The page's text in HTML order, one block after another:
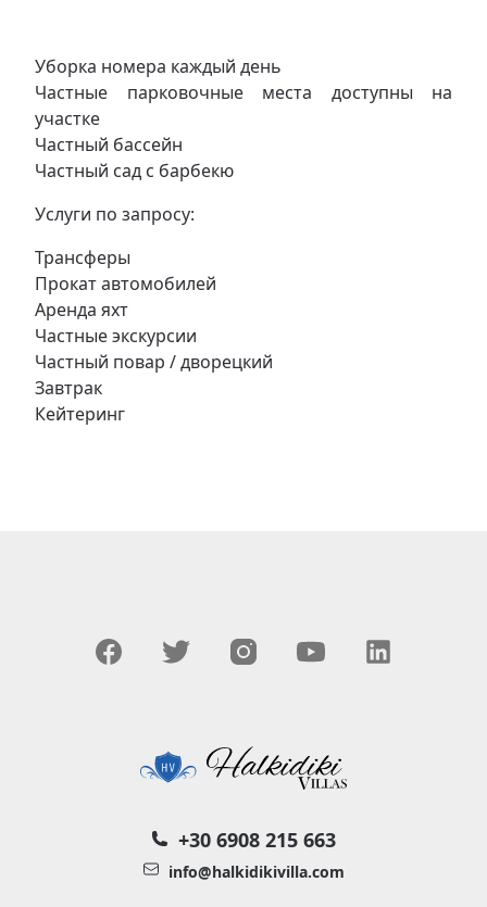
Уборка номера каждый день
Частные парковочные места доступны на
участке
Частный бассейн
Частный сад с барбекю
Услуги по запросу:
Трансферы
Прокат автомобилей
Аренда яхт
Частные экскурсии
Частный повар / дворецкий
Завтрак
Кейтеринг
+30 6908 215 663
info@halkidikivilla.com